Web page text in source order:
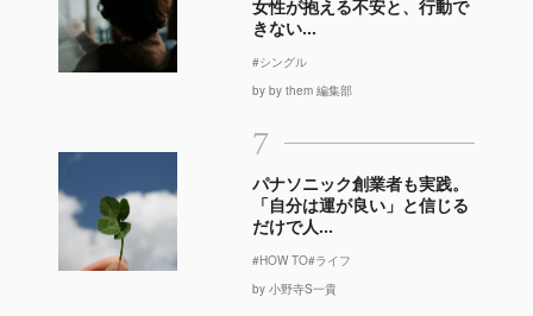
女性が抱える不安と、行動で
きない...
#シングル
by by them 編集部
7
パナソニック創業者も実践。
「自分は運が良い」と信じる
だけで人...
#HOW TO#ライフ
by 小野寺S一貴